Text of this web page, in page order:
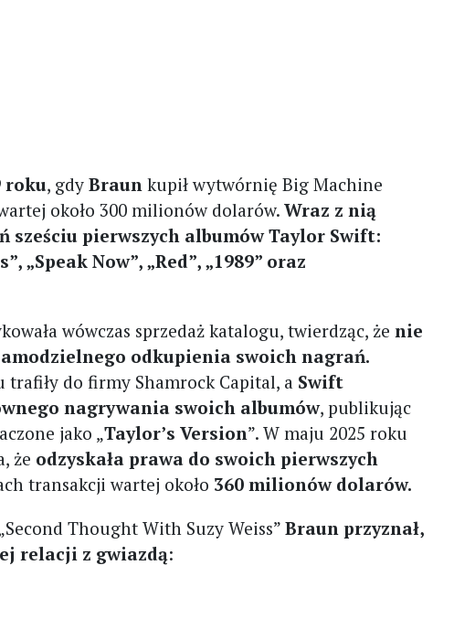
roku, gdyBraunkupił wytwórnię Big Machine
około 300 milionów dolarów.Wraz z nią
sześciu pierwszych albumów Taylor Swift:
„Speak Now”, „Red”, „1989” oraz
wówczas sprzedaż katalogu, twierdząc, żenie
odkupienia swoich nagrań.
trafiły do firmy Shamrock Capital, a Swift
nagrywania swoich albumów, publikując
jako „Taylor’s Version”. W maju 2025 roku
że odzyskała prawa do swoich pierwszych
transakcji wartej około 360 milionów dolarów.
Thought With Suzy Weiss”Braun przyznał,
relacji z gwiazdą: